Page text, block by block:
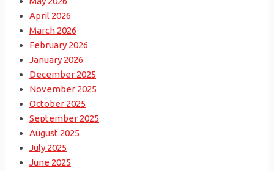
April 2026
March 2026
February 2026
January 2026
December 2025
November 2025
October 2025
September 2025
August 2025
July 2025
June 2025